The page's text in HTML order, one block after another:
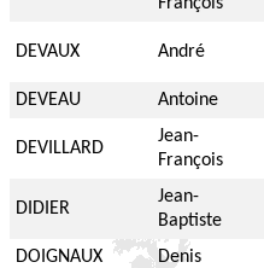
DEVAUX André
DEVEAU Antoine
DEVILLARD
Jean-
François
DIDIER
Jean-
Baptiste
DOIGNAUX Denis